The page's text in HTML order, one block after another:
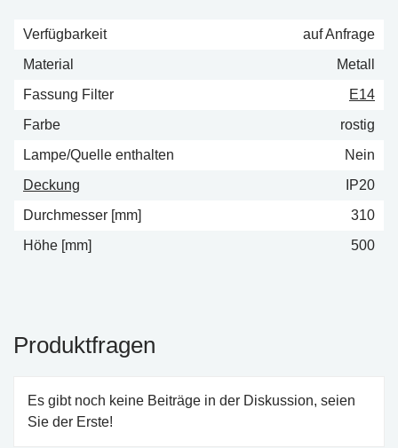
Verfügbarkeit
auf Anfrage
Material
Metall
Fassung Filter
E14
Farbe
rostig
Lampe/Quelle enthalten
Nein
Deckung
IP20
Durchmesser [mm]
310
Höhe [mm]
500
Produktfragen
Es gibt noch keine Beiträge in der Diskussion, seien
Sie der Erste!